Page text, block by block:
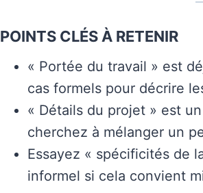
POINTS CLÉS À RETENIR
« Portée du travail » est
cas formels pour décrire
« Détails du projet » est
cherchez à mélanger un
Essayez « spécificités de
informel si cela convient